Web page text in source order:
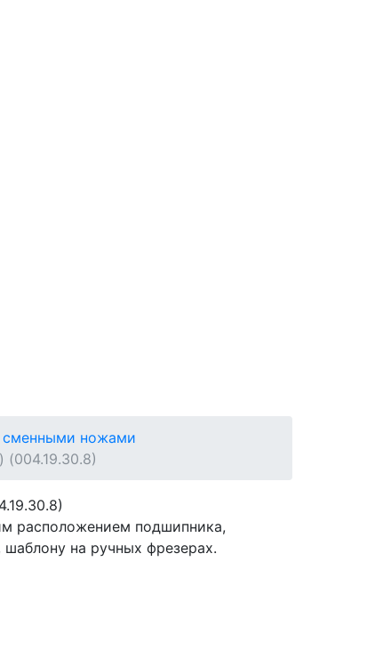
сменными ножами
расположением подшипника,
на ручных фрезерах.